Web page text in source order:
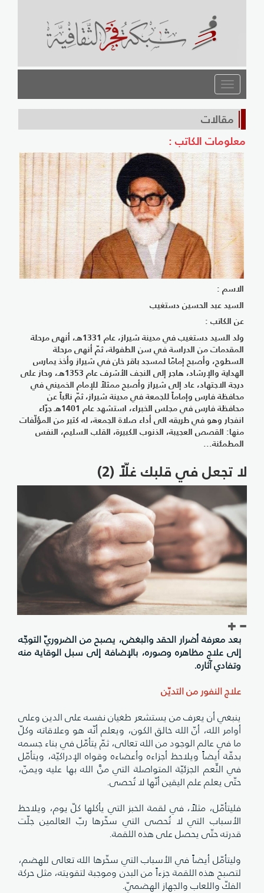
القائمة
مقالات
معلومات الكاتب :
الاسم :
السيد عبد الحسين دستغيب
عن الكاتب :
ولد السيد دستغيب في مدينة شيراز، عام 1331هـ، أنهى مرحلة
المقدمات من الدراسة في سن الطفولة، ثمّ أنهى مرحلة
السطوح، وأصبح إمامًا لمسجد باقر خان في شيراز وأخذ يمارس
الهداية والإرشاد، هاجر إلى النجف الأشرف عام 1353هـ، وحاز على
درجة الاجتهاد، عاد إلى شيراز وأصبح ممثلاً للإمام الخميني في
محافظة فارس وإماماً للجمعة في مدينة شيراز، ثمّ نائباً عن
محافظة فارس في مجلس الخبراء، استشهد عام 1401هـ جرّاء
انفجار وهو في طريقه الى أداء صلاة الجمعة، له كثير من المؤلّفات
منها: القصص العجيبة، الذنوب الكبيرة، القلب السليم، النفس
المطمئنة...
لا تجعل في قلبك غلّاً (2)
بعد معرفة أضرار الحقد والبغض، يصبح من الضروريّ التوجّه
إلى علاج مظاهره وصوره، بالإضافة إلى سبل الوقاية منه
وتفادي آثاره.
علاج النفور من التديّن
ينبغي أن يعرف من يستشعر طغيان نفسه على الدين وعلى
أوامر الله، أنّ الله خالق الكون، ويعلم أنّه هو وعلاقاته وكلّ
ما في عالم الوجود من الله تعالى، ثمّ يتأمّل في بناء جسمه
بدقّة أيضاً ويلاحظ أجزاءه وأعضاءه وقواه الإدراكيّة، ويتأمّل
في النِّعم الجزئيّة المتواصلة التي منَّ الله بها عليه ويمنّ،
حتّى يعلم علم اليقين أنّها لا تُحصى.
فليتأمّل، مثلاً، في لقمة الخبز التي يأكلها كلّ يوم، ويلاحظ
الأسباب التي لا تُحصى التي سخّرها ربّ العالمين جلّت
قدرته حتّى يحصل على هذه اللقمة.
وليتأمّل أيضاً في الأسباب التي سخّرها الله تعالى للهضم،
لتصبح هذه اللقمة جزءاً من البدن وموجبة لتقويته، مثل حركة
الفكّ واللعاب والجهاز الهضميّ.